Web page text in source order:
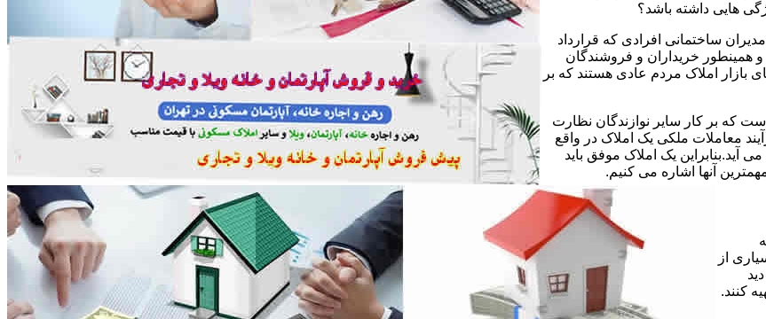
هایی داشته باشد؟
ساختمانی افرادی که قرارداد
و همینطور خریداران و فروشندگان
بازار املاک مردم عادی هستند که بر
که بر کار سایر نوازندگان نظارت
معاملات ملکی یک املاک در واقع
آید.بنابراین یک املاک موفق باید
آنها اشاره می کنیم.
از
کنند.